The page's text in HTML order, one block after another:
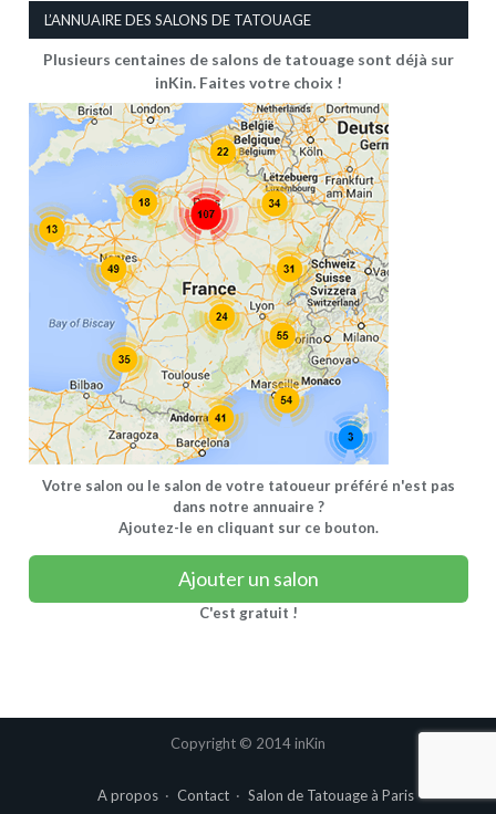
L’ANNUAIRE DES SALONS DE TATOUAGE
Plusieurs centaines de salons de tatouage sont déjà sur
inKin. Faites votre choix !
Votre salon ou le salon de votre tatoueur préféré n'est pas
dans notre annuaire ?
Ajoutez-le en cliquant sur ce bouton.
Ajouter un salon
C'est gratuit !
Copyright © 2014 inKin
A propos Contact Salon de Tatouage à Paris